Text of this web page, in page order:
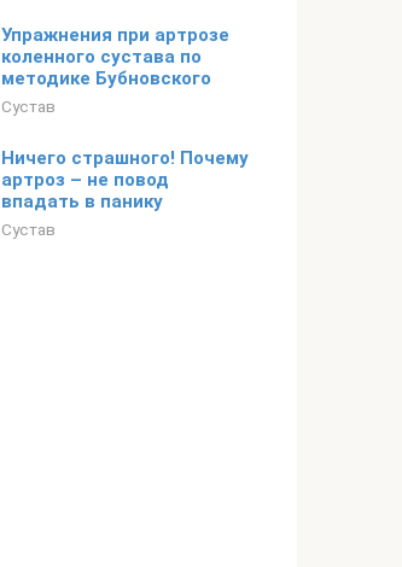
Упражнения при артрозе
коленного сустава по
методике Бубновского
Сустав
Ничего страшного! Почему
артроз – не повод
впадать в панику
Сустав